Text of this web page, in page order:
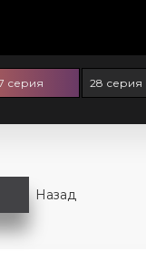
серия 28 серия
Назад